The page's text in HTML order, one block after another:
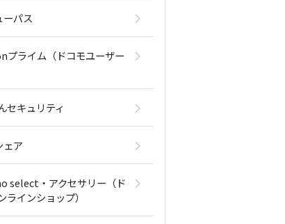
パス
プライム（ドコモユーザー
セキュリティ
ェア
select・アクセサリー（ド
ラインショップ）